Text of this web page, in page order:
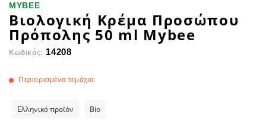
MYBEE
Βιολογική Κρέμα Προσώπου
Πρόπολης 50 ml Mybee
Κωδικός: 14208
Περιορισμένα τεμάχια
Ελληνικό προϊόν Bio